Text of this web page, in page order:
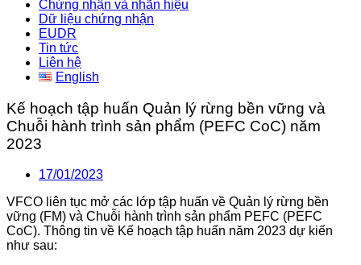
Chứng nhận và nhãn hiệu
Dữ liệu chứng nhận
EUDR
Tin tức
Liên hệ
English
Kế hoạch tập huấn Quản lý rừng bền vững và
Chuỗi hành trình sản phẩm (PEFC CoC) năm
2023
17/01/2023
VFCO liên tục mở các lớp tập huấn về Quản lý rừng bền
vững (FM) và Chuỗi hành trình sản phẩm PEFC (PEFC
CoC). Thông tin về Kế hoạch tập huấn năm 2023 dự kiến
như sau: